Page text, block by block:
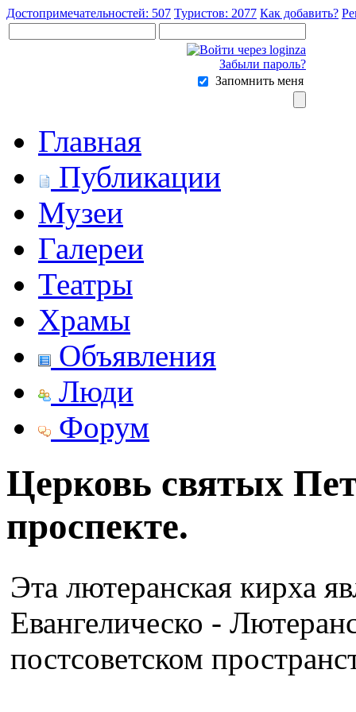
Достопримечательностей: 507 Туристов: 2077 Как добавить?
Забыли пароль?
Запомнить меня
Главная
Публикации
Музеи
Галереи
Театры
Храмы
Объявления
Люди
Форум
Церковь святых
проспекте.
Эта лютеранская кирха
Евангелическо -
постсоветском